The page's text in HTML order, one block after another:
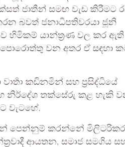
ජාතීන් සමඟ වැඩ කිරීමට
බවත් ජනාධිපතිවරයා ජූනි
හිමිකම් යාන්ත්‍රණ වල කර ඇති
වන අතර ඒ සඳහා
කඩිනමින් සහ ප්‍රසිද්ධියේ
නිර්දේශ තක්සේරු කළ හැකි
වැටහේ.
පෙන්නුම් කරන්නේ
ආයතන, සමාජ සමගිය